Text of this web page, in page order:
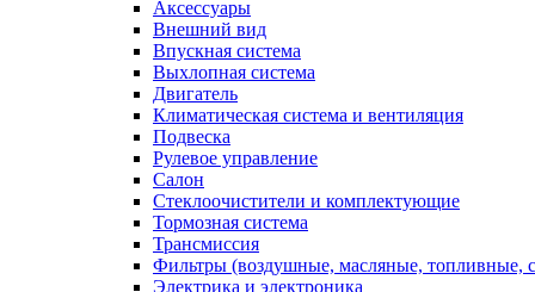
Аксессуары
Внешний вид
Впускная система
Выхлопная система
Двигатель
Климатическая система и вентиляция
Подвеска
Рулевое управление
Салон
Стеклоочистители и комплектующие
Тормозная система
Трансмиссия
Фильтры (воздушные, масляные, топливные,
Электрика и электроника